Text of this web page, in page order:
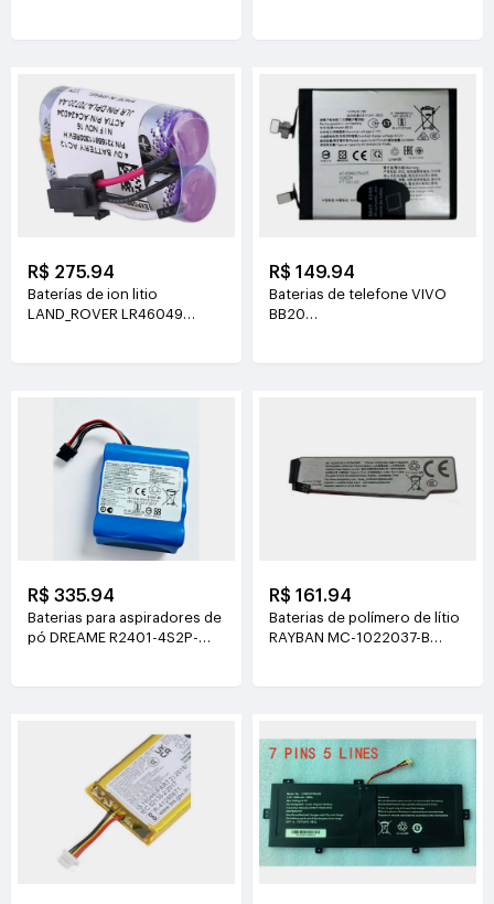
R$ 275.94
Baterías de ion litio
LAND_ROVER LR46049
R$ 149.94
Baterias de telefone VIVO
BB20
R$ 335.94
Baterias para aspiradores de
pó DREAME R2401-4S2P-
R$ 161.94
Baterias de polímero de lítio
RAYBAN MC-1022037-B